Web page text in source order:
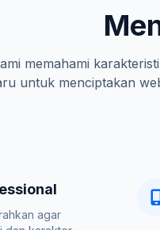
memahami
untuk menciptakan
agar